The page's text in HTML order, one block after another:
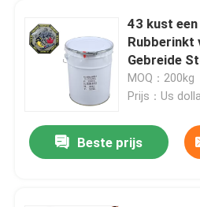
Silicone Gebaseerde Deklaag
Matte Silicone
Glanzend Silicone
43 kust
Rubberinkt
Gebreide
MOQ：200kg
Prijs：Us
Beste prijs